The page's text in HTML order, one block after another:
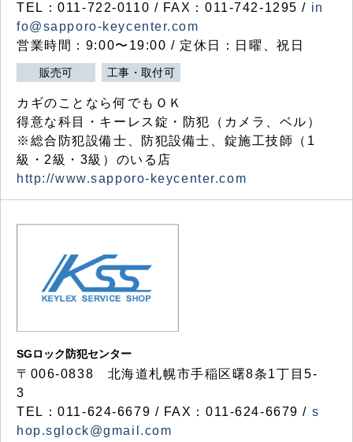
TEL：011-722-0110 / FAX：011-742-1295 / in
fo@sapporo-keycenter.com
営業時間：9:00〜19:00 / 定休日：日曜、祝日
販売可 工事・取付可
カギのことなら何でもＯＫ
得意な科目・キーレス錠・防犯（カメラ、ベル）
※総合防犯設備士、防犯設備士、錠施工技師（1
級・2級・3級）のいる店
http://www.sapporo-keycenter.com
SGロック防犯センター
〒006-0838 北海道札幌市手稲区曙8条1丁目5-
3
TEL：011-624-6679 / FAX：011-624-6679 / s
hop.sglock@gmail.com